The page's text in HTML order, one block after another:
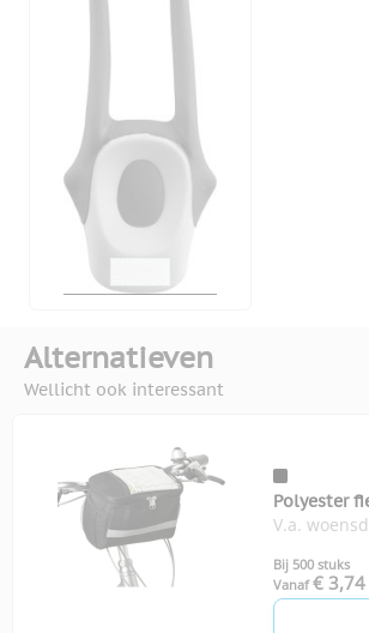
Alternatieven
Wellicht ook interessant
Polyester
V.a.
Bij 500 stuks
Vanaf € 3,74